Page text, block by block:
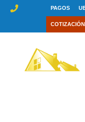
saltar
PAGOS